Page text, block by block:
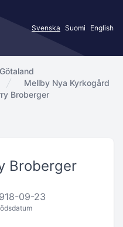
Svenska Suomi English
Mellby Nya Kyrkogård
Broberger
Broberger
09-23